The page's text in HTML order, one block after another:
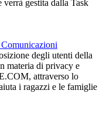
gestita dalla Task
degli utenti della
materia di privacy e
attraverso lo
i ragazzi e le famiglie